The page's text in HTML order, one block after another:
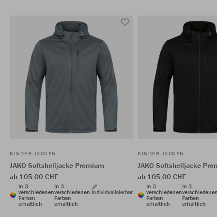
KINDER JACKEN
JAKO Softshelljacke Premium
ab 105,00 CHF
In 3
verschiedenen
Farben
erhältlich
In 3
verschiedenen
Farben
erhältlich
Individualisierbar
KINDER JACKEN
JAKO Softshelljacke
ab 105,00 CHF
In 3
verschiedenen
Farben
erhältlich
In 3
Farben
erhältlich